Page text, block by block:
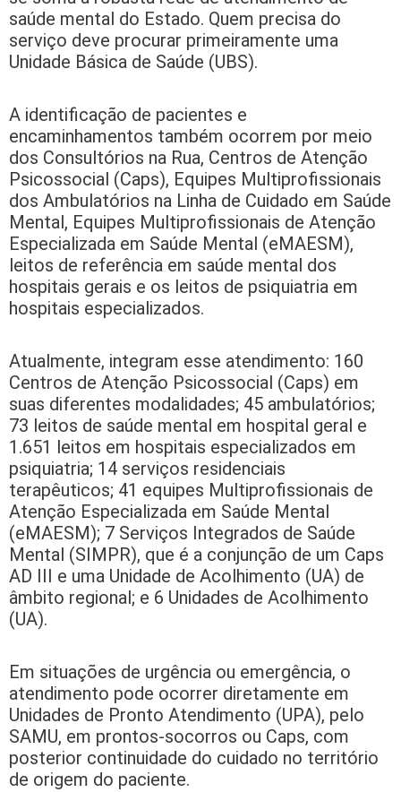
saúde mental do Estado. Quem precisa do
serviço deve procurar primeiramente uma
Unidade Básica de Saúde (UBS).
A identificação de pacientes e
encaminhamentos também ocorrem por meio
dos Consultórios na Rua, Centros de Atenção
Psicossocial (Caps), Equipes Multiprofissionais
dos Ambulatórios na Linha de Cuidado em Saúde
Mental, Equipes Multiprofissionais de Atenção
Especializada em Saúde Mental (eMAESM),
leitos de referência em saúde mental dos
hospitais gerais e os leitos de psiquiatria em
hospitais especializados.
Atualmente, integram esse atendimento: 160
Centros de Atenção Psicossocial (Caps) em
suas diferentes modalidades; 45 ambulatórios;
73 leitos de saúde mental em hospital geral e
1.651 leitos em hospitais especializados em
psiquiatria; 14 serviços residenciais
terapêuticos; 41 equipes Multiprofissionais de
Atenção Especializada em Saúde Mental
(eMAESM); 7 Serviços Integrados de Saúde
Mental (SIMPR), que é a conjunção de um Caps
AD III e uma Unidade de Acolhimento (UA) de
âmbito regional; e 6 Unidades de Acolhimento
(UA).
Em situações de urgência ou emergência, o
atendimento pode ocorrer diretamente em
Unidades de Pronto Atendimento (UPA), pelo
SAMU, em prontos-socorros ou Caps, com
posterior continuidade do cuidado no território
de origem do paciente.